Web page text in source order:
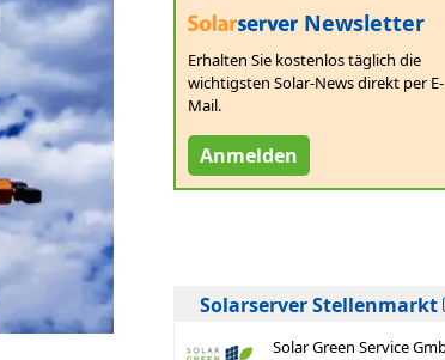
Newsletter
Erhalten Sie kostenlos täglich die
wichtigsten Solar-News direkt per E-
Mail.
Anmelden
Solarserver Stellenmarkt